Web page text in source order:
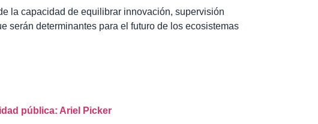
la capacidad de equilibrar innovación, supervisión
serán determinantes para el futuro de los ecosistemas
pública: Ariel Picker